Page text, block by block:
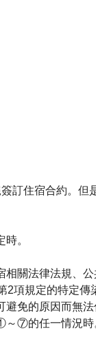
訂住宿合約。
。
關法律法規、
2項規定的特定傳
免的原因而無法
～⑦的任一情況時